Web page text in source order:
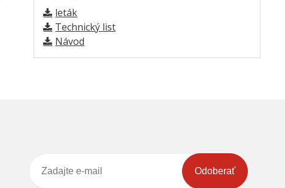
leták
Technický list
Návod
Odoberať